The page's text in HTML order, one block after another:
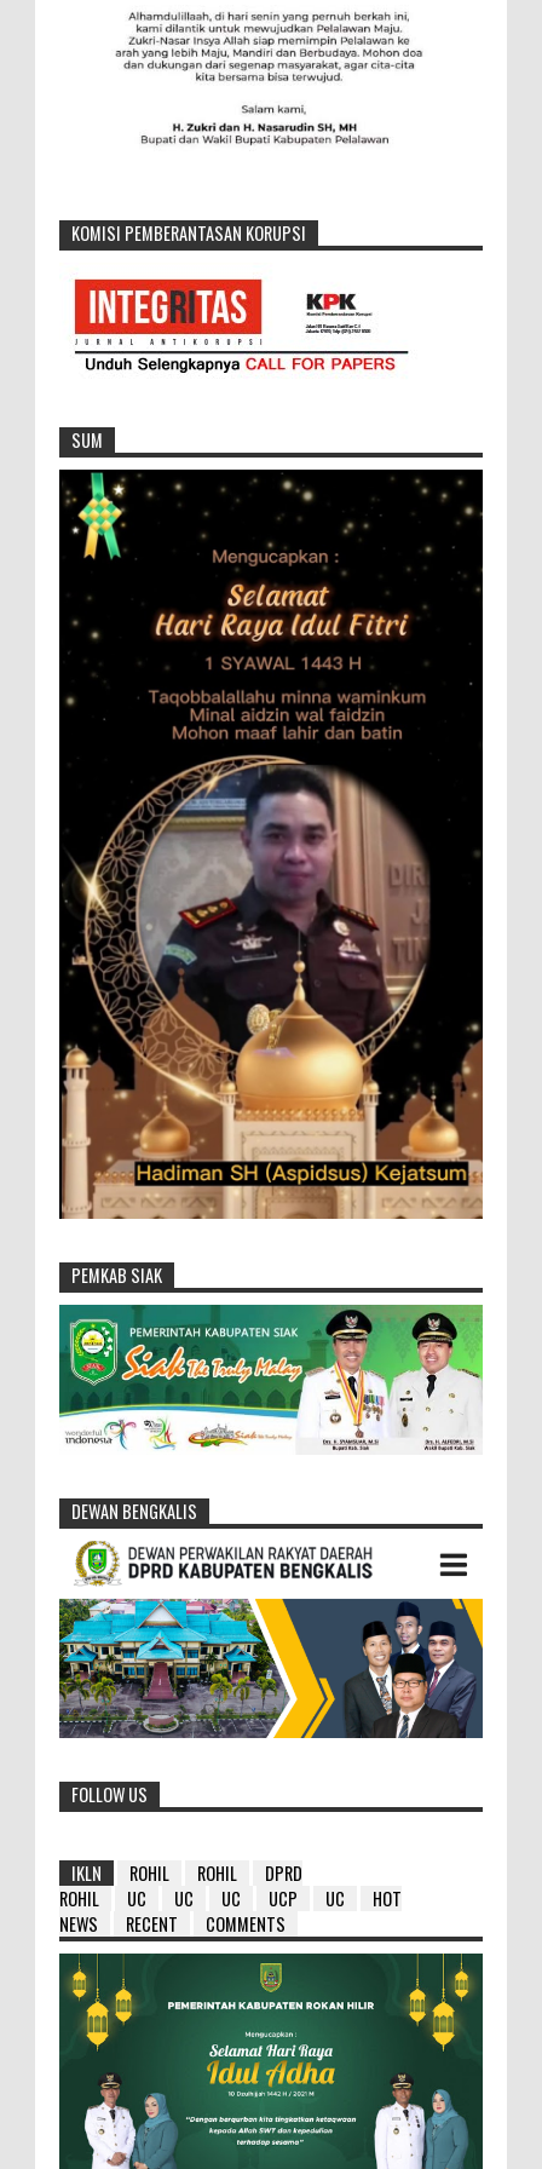
KOMISI PEMBERANTASAN KORUPSI
SUM
PEMKAB SIAK
DEWAN BENGKALIS
FOLLOW US
IKLN ROHIL ROHIL
DPRD
ROHIL
UC UC UC UCP UC
HOT
NEWS
RECENT COMMENTS